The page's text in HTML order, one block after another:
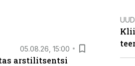
05.08.26, 15:00
arstilitsentsi